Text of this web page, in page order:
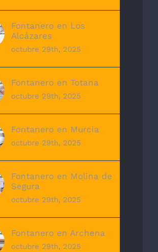
Fontanero en Los
Alcázares
octubre 29th, 2025
Fontanero en Totana
octubre 29th, 2025
Fontanero en Murcia
octubre 29th, 2025
Fontanero en Molina de
Segura
octubre 29th, 2025
Fontanero en Archena
octubre 29th, 2025